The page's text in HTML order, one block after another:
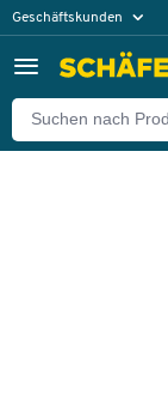
Geschäftskunden
Zurück